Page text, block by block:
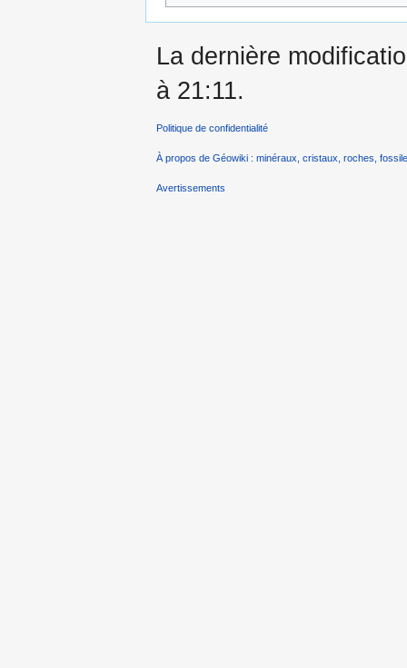
La dernière
à 21:11.
Politique de confidentialité
À propos de Géowiki : minéraux, cristaux, roches,
Avertissements